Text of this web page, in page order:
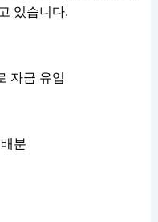
있습니다.
자금 유입
분